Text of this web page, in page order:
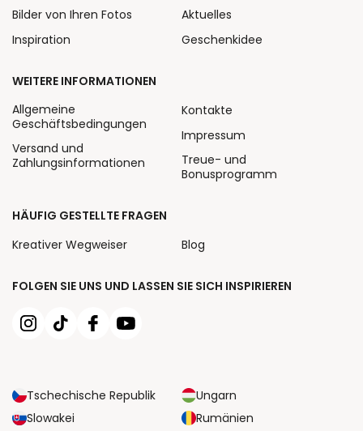
FOLGEN SIE UNS UND LASSEN SIE SICH INSPIRIEREN
Tschechische Republik
Ungarn
Slowakei
Rumänien
Bilder von Ihren Fotos
Inspiration
Aktuelles
Geschenkidee
WEITERE INFORMATIONEN
Allgemeine
Geschäftsbedingungen
Versand und
Zahlungsinformationen
Kontakte
Impressum
Treue- und
Bonusprogramm
HÄUFIG GESTELLTE FRAGEN
Kreativer Wegweiser
Blog